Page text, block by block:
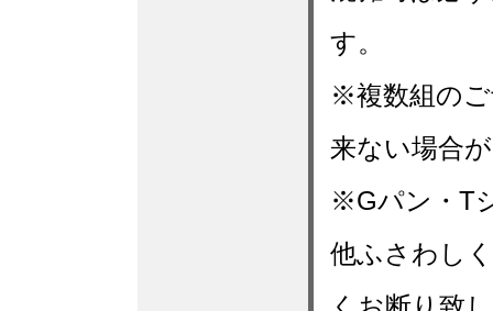
す。
※複数組の
来ない場合
※Gパン・T
他ふさわし